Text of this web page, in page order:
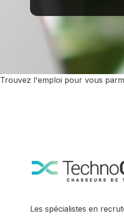
Trouvez l'emploi pour vous
Les spécialistes en